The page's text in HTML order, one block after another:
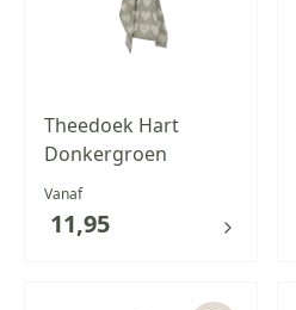
Theedoek Hart
Donkergroen
Vanaf
11,95